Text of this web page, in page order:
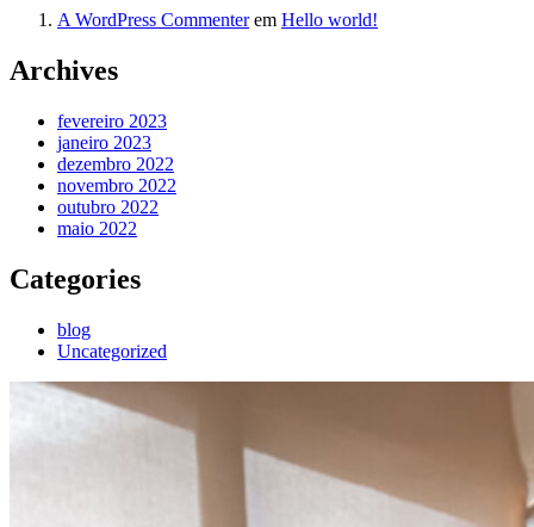
A WordPress Commenterem Hello world!
Archives
fevereiro 2023
janeiro 2023
dezembro 2022
novembro 2022
outubro 2022
maio 2022
Categories
blog
Uncategorized